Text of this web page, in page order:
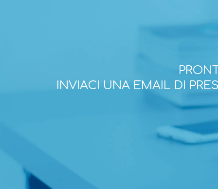
INVIACI UNA EMAIL DI